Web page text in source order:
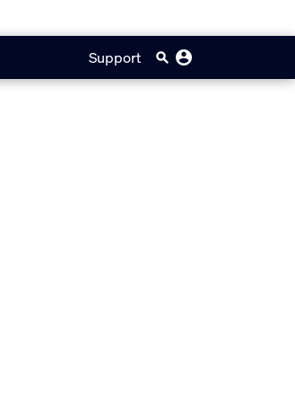
Support